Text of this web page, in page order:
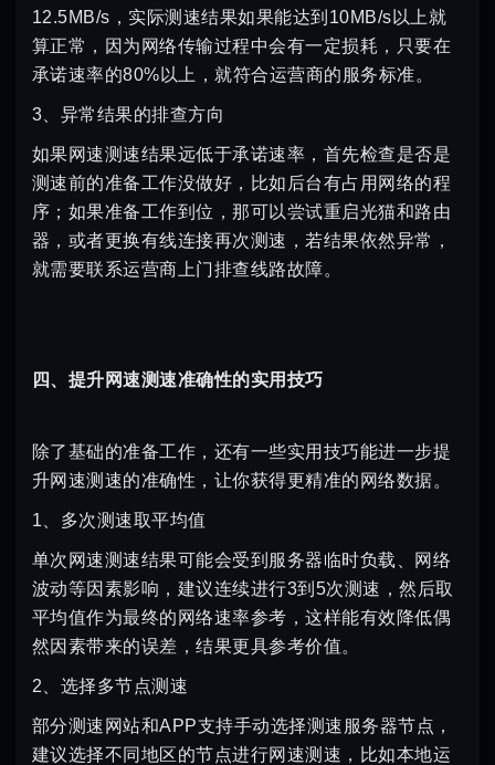
12.5MB/s，实际测速结果如果能达到10MB/s以上就
算正常，因为网络传输过程中会有一定损耗，只要在
承诺速率的80%以上，就符合运营商的服务标准。
3、异常结果的排查方向
如果网速测速结果远低于承诺速率，首先检查是否是
测速前的准备工作没做好，比如后台有占用网络的程
序；如果准备工作到位，那可以尝试重启光猫和路由
器，或者更换有线连接再次测速，若结果依然异常，
就需要联系运营商上门排查线路故障。
四、提升网速测速准确性的实用技巧
除了基础的准备工作，还有一些实用技巧能进一步提
升网速测速的准确性，让你获得更精准的网络数据。
1、多次测速取平均值
单次网速测速结果可能会受到服务器临时负载、网络
波动等因素影响，建议连续进行3到5次测速，然后取
平均值作为最终的网络速率参考，这样能有效降低偶
然因素带来的误差，结果更具参考价值。
2、选择多节点测速
部分测速网站和APP支持手动选择测速服务器节点，
建议选择不同地区的节点进行网速测速，比如本地运